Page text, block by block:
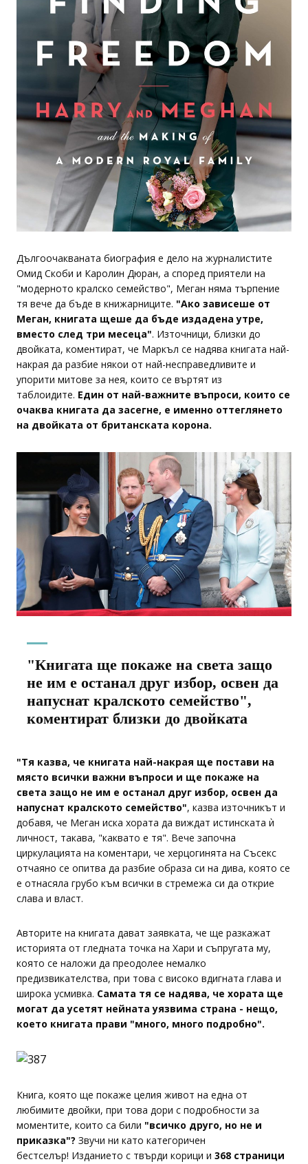
Дългоочакваната биография е дело на журналистите
Омид Скоби и Каролин Дюран, а според приятели на
"модерното кралско семейство", Меган няма търпение
тя вече да бъде в книжарниците. "Ако зависеше от
Меган, книгата щеше да бъде издадена утре,
вместо след три месеца". Източници, близки до
двойката, коментират, че Маркъл се надява книгата най-
накрая да разбие някои от най-несправедливите и
упорити митове за нея, които се въртят из
таблоидите. Един от най-важните въпроси, които се
очаква книгата да засегне, е именно оттеглянето
на двойката от британската корона.
"Книгата ще покаже на света защо
не им е останал друг избор, освен да
напуснат кралското семейство",
коментират близки до двойката
"Тя казва, че книгата най-накрая ще постави на
място всички важни въпроси и ще покаже на
света защо не им е останал друг избор, освен да
напуснат кралското семейство", казва източникът и
добавя, че Меган иска хората да виждат истинската ѝ
личност, такава, "каквато е тя". Вече започна
циркулацията на коментари, че херцогинята на Съсекс
отчаяно се опитва да разбие образа си на дива, която се
е отнасяла грубо към всички в стремежа си да открие
слава и власт.
Авторите на книгата дават заявката, че ще разкажат
историята от гледната точка на Хари и съпругата му,
която се наложи да преодолее немалко
предизвикателства, при това с високо вдигната глава и
широка усмивка. Самата тя се надява, че хората ще
могат да усетят нейната уязвима страна - нещо,
което книгата прави "много, много подробно".
Книга, която ще покаже целия живот на една от
любимите двойки, при това дори с подробности за
моментите, които са били "всичко друго, но не и
приказка"? Звучи ни като категоричен
бестселър! Изданието с твърди корици и 368 страници